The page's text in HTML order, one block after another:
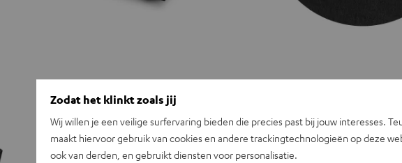
TEUFEL
SLIPMAT
Zwart
Zodat het klinkt zoals jij
Wij willen je een veilige surfervaring bieden die precies past bij jouw interesses.
maakt hiervoor gebruik van cookies en andere trackingtechnologieën op deze
ook van derden, en gebruikt diensten voor personalisatie.